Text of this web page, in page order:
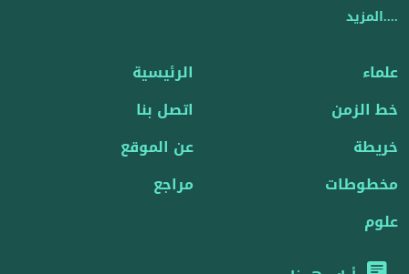
....المزيد
علماء
خط الزمن
خريطة
مخطوطات
علوم
الرئيسية
اتصل بنا
عن الموقع
مراجع